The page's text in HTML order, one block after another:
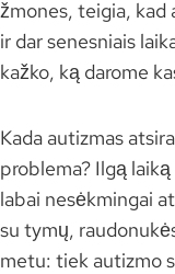
žmones, teigia, kad
ir dar senesniais
kažko, ką darome
Kada autizmas
problema? Ilgą
labai nesėkmingai
su tymų,
metu: tiek autizmo